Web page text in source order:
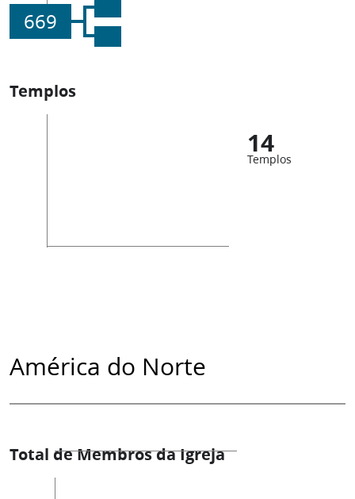
669
Templos
14
Templos
América do Norte
Total de Membros da Igreja